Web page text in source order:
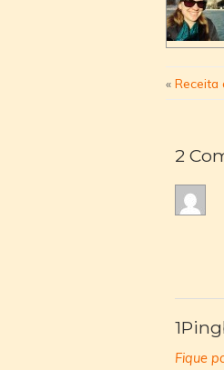
« Receita
2
Fique